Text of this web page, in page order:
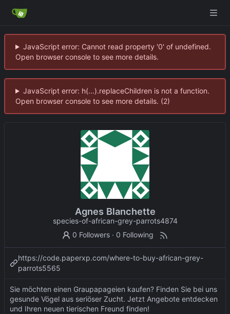
JavaScript error: Cannot read property '0' of undefined.
Open browser console to see more details.
JavaScript error: h(...).replaceChildren is not a function.
Open browser console to see more details. (2)
Agnes Blanchette
species-of-african-grey-parrots4874
0 Followers · 0 Following
https://code.paperxp.com/where-to-buy-african-grey-
parrots5565
Sie möchten einen Graupapageien kaufen? Finden Sie bei uns
gesunde Vögel aus seriöser Zucht. Jetzt Angebote entdecken
und Ihren neuen tierischen Freund finden!